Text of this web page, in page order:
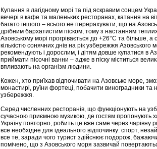
Купання в лагідному морі та під яскравим сонцем
вечері в кафе та маленьких ресторанах, катання на
багато іншого – всього не перерахувати, що на
дрібним бархатистим піском, тому з настанням
Азовському морі прогрівається до +26°С та більше,
кількістю сонячних днів на рік узбережжя
рекомендують і дорослим, і дітям довше купатися в
приймати пісочні ванни – адже в піску міститься
впливають на організм людини.
Кожен, хто приїхав відпочивати на Азовське море,
монастирі, руїни фортеці, побачити виноградники
узбережжя.
Серед численних ресторанів, що функціонують на
сучасною приємною музикою, де гостям пропонують
Україну повторно, робить це вже саме через чарівну
все необхідне для ідеального відпочинку: спорт,
все те, заради чого турист здійснює подорож,
помічено, що з Азовського моря зазвичай